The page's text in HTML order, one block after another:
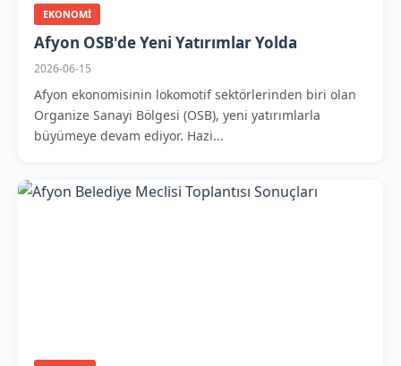
EKONOMI
Afyon OSB'de Yeni Yatırımlar Yolda
2026-06-15
Afyon ekonomisinin lokomotif sektörlerinden biri olan
Organize Sanayi Bölgesi (OSB), yeni yatırımlarla
büyümeye devam ediyor. Hazi...